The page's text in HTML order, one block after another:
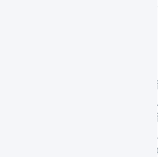
まだ登録されていない
新規に商品マスタを登録
すでに登録されている
。た
。値が